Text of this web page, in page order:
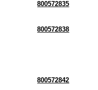
800572835
800572838
800572842